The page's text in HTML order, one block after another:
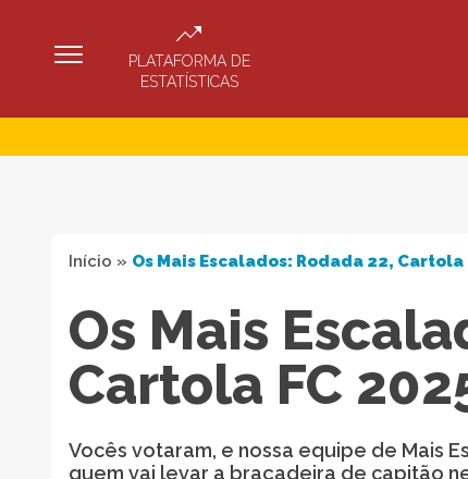
PLATAFORMA DE
ESTATÍSTICAS
Início » Os Mais Escalados: Rodada 22, Cartola
Os Mais
Cartola FC
Vocês votaram, e nossa equipe de Mais
quem vai levar a braçadeira de capitão